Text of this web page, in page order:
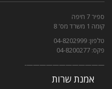
ספיר 7 חיפה
קומה 1 משרד מס' 8
טלפון: 04-8202999
פקס: 04-8200277
————————————-
אמנת שרות